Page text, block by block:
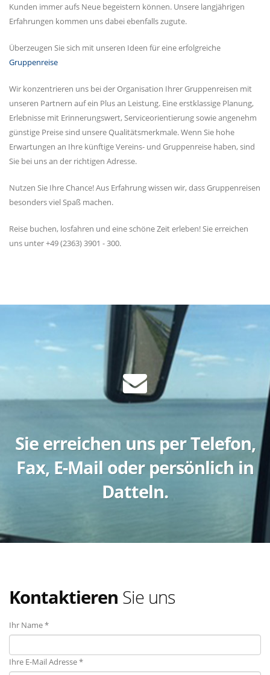
Kunden immer aufs Neue begeistern können. Unsere langjährigen
Erfahrungen kommen uns dabei ebenfalls zugute.
Überzeugen Sie sich mit unseren Ideen für eine erfolgreiche
Gruppenreise
Wir konzentrieren uns bei der Organisation Ihrer Gruppenreisen mit
unseren Partnern auf ein Plus an Leistung. Eine erstklassige Planung,
Erlebnisse mit Erinnerungswert, Serviceorientierung sowie angenehm
günstige Preise sind unsere Qualitätsmerkmale. Wenn Sie hohe
Erwartungen an Ihre künftige Vereins- und Gruppenreise haben, sind
Sie bei uns an der richtigen Adresse.
Nutzen Sie Ihre Chance! Aus Erfahrung wissen wir, dass Gruppenreisen
besonders viel Spaß machen.
Reise buchen, losfahren und eine schöne Zeit erleben! Sie erreichen
uns unter +49 (2363) 3901 - 300.
Sie erreichen uns per Telefon,
Fax, E-Mail oder persönlich in
Datteln.
Kontaktieren Sie uns
Ihr Name *
Ihre E-Mail Adresse *